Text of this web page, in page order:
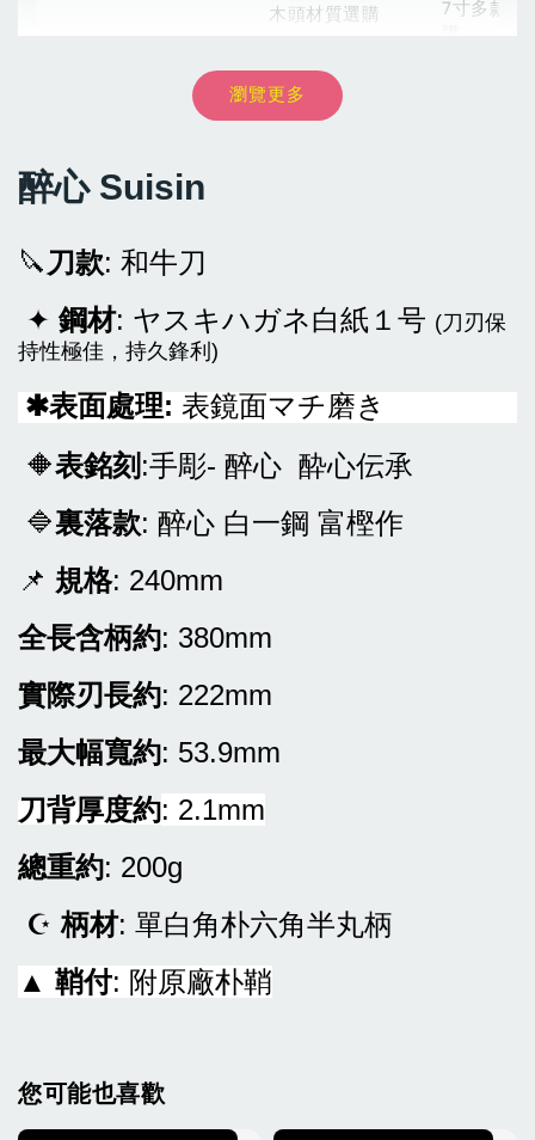
+
木頭材質選購
NT$ 899
7寸多款材
加購享20%優惠-買主廚牛刀加購彩圖壓克力鞘
版磁吸貼絨刀鞘-牛
力:黑/白
NT$ 1,200
NT$ 1,500
- +
售完
NT$ 1,300
瀏覽更多
醉心 Suisin
🔪 刀款: 和牛刀
✦ 鋼材: ヤスキハガネ白紙１号 (刀刃保
持性極佳，持久鋒利)
✱表面處理: 表鏡面マチ磨き
🔶表銘刻 :手彫- 醉心 酔心伝承
🔷裏落款: 醉心 白一鋼 富樫作
📌 規格: 240mm
全長含柄約: 380mm
實際刃長約: 222mm
最大幅寬約: 53.9mm
刀背厚度約: 2.1mm
總重約: 200g
☪柄材: 單白角朴六角半丸柄
▲ 鞘付: 附原廠朴鞘
您可能也喜歡